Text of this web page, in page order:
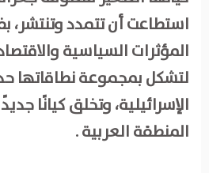
استطاعت أن تتمدد وتنتشر،
المؤثرات السياسية
لتشكل بمجموعة نطاقاتها
الإسرائيلية، وتخلق كيانًا
المنطقة العربية .